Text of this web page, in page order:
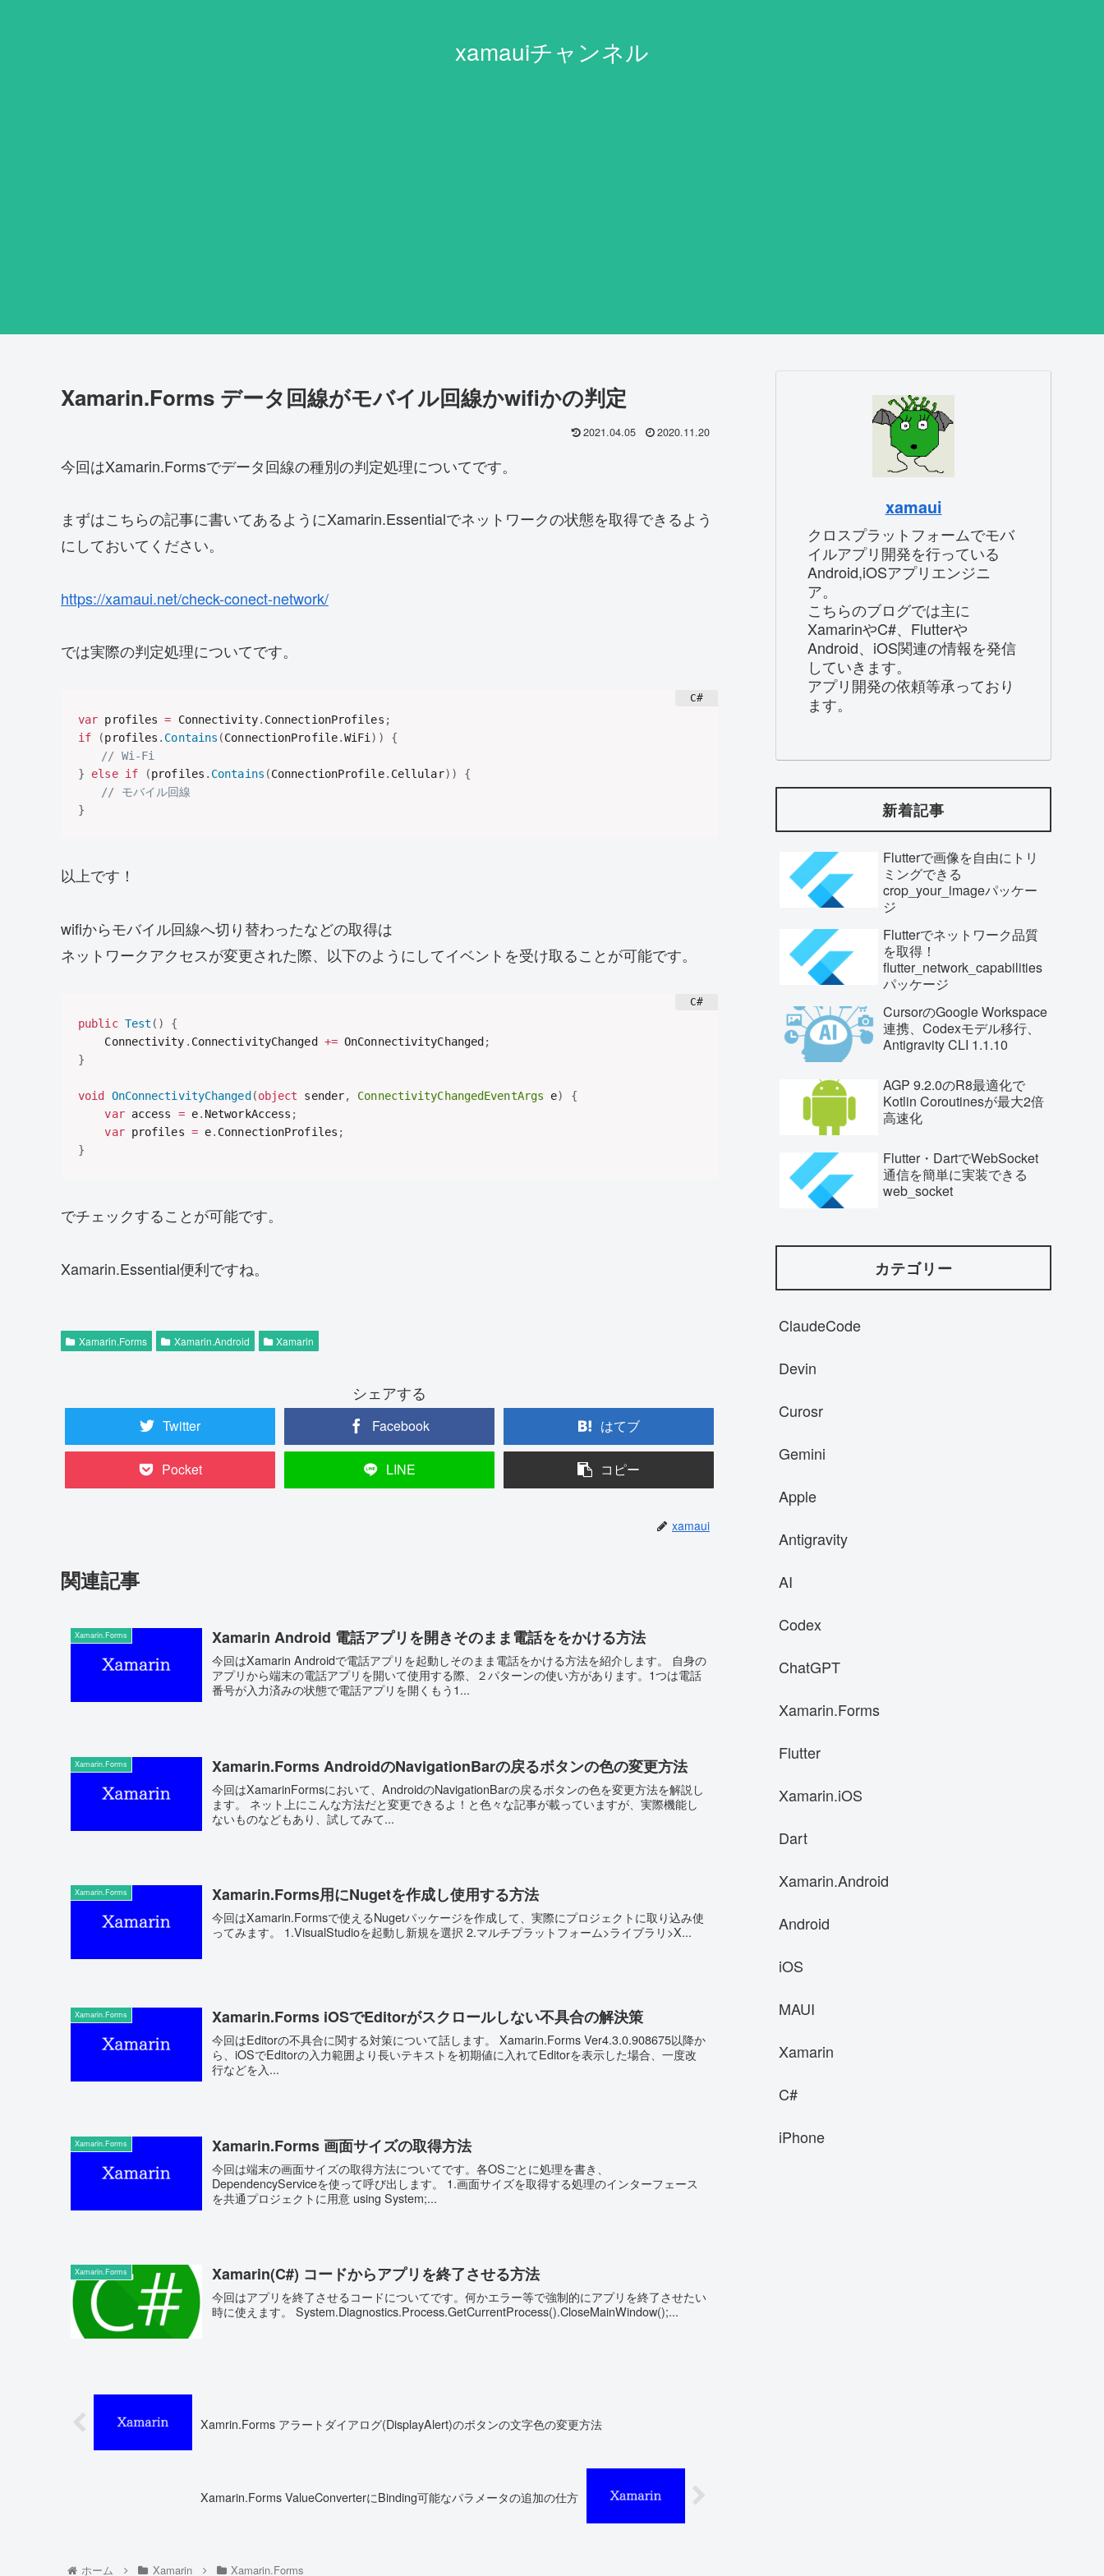
xamauiチャンネル
Xamarin.Forms データ回線がモバイル回線かwifiかの判定
2021.04.05 2020.11.20
今回はXamarin.Formsでデータ回線の種別の判定処理についてです。
まずはこちらの記事に書いてあるようにXamarin.Essentialでネットワークの状態を取得できるよう
にしておいてください。
https://xamaui.net/check-conect-network/
では実際の判定処理についてです。
var profiles = Connectivity. ConnectionProfiles ;
if
(profiles . Contains (ConnectionProfile.WiFi ) )
{
// Wi-Fi
}
else if (profiles . Contains (ConnectionProfile. Cellular) )
{
// モバイル回線
}
以上です！
wifiからモバイル回線へ切り替わったなどの取得は
ネットワークアクセスが変更された際、以下のようにしてイベントを受け取ることが可能です。
public Test ( )
{
    Connectivity
. ConnectivityChanged += OnConnectivityChanged ;
}
void OnConnectivityChanged (object sender, ConnectivityChangedEventArgs e)
{
var access = e. NetworkAccess ;
var profiles = e. ConnectionProfiles ;
}
でチェックすることが可能です。
Xamarin.Essential便利ですね。
Xamarin.Forms Xamarin.Android Xamarin
シェアする
Twitter Facebook はてブ
Pocket LINE コピー
xamaui
関連記事
Xamarin.Forms Xamarin Android 電話アプリを開きそのまま電話ををかける方法
今回はXamarin Androidで電話アプリを起動しそのまま電話をかける方法を紹介します。 自身の
アプリから端末の電話アプリを開いて使用する際、２パターンの使い方があります。1つは電話
番号が入力済みの状態で電話アプリを開くもう1...
Xamarin.Forms Xamarin.Forms AndroidのNavigationBarの戻るボタンの色の変更方法
今回はXamarinFormsにおいて、AndroidのNavigationBarの戻るボタンの色を変更方法を解説し
ます。 ネット上にこんな方法だと変更できるよ！と色々な記事が載っていますが、実際機能し
ないものなどもあり、試してみて...
Xamarin.Forms Xamarin.Forms用にNugetを作成し使用する方法
今回はXamarin.Formsで使えるNugetパッケージを作成して、実際にプロジェクトに取り込み使
ってみます。 1.VisualStudioを起動し新規を選択 2.マルチプラットフォーム>ライブラリ>X...
Xamarin.Forms Xamarin.Forms iOSでEditorがスクロールしない不具合の解決策
今回はEditorの不具合に関する対策について話します。 Xamarin.Forms Ver4.3.0.908675以降か
ら、iOSでEditorの入力範囲より長いテキストを初期値に入れてEditorを表示した場合、一度改
行などを入...
Xamarin.Forms Xamarin.Forms 画面サイズの取得方法
今回は端末の画面サイズの取得方法についてです。各OSごとに処理を書き、
DependencyServiceを使って呼び出します。 1.画面サイズを取得する処理のインターフェース
を共通プロジェクトに用意 using System;...
Xamarin.Forms Xamarin(C#) コードからアプリを終了させる方法
今回はアプリを終了させるコードについてです。何かエラー等で強制的にアプリを終了させたい
時に使えます。 System.Diagnostics.Process.GetCurrentProcess().CloseMainWindow();...
Xamrin.Forms アラートダイアログ(DisplayAlert)のボタンの文字色の変更方法
Xamarin.Forms ValueConverterにBinding可能なパラメータの追加の仕方
ホーム Xamarin Xamarin.Forms
xamaui
クロスプラットフォームでモバ
イルアプリ開発を行っている
Android,iOSアプリエンジニ
ア。
こちらのブログでは主に
XamarinやC#、Flutterや
Android、iOS関連の情報を発信
していきます。
アプリ開発の依頼等承っており
ます。
新着記事
Flutterで画像を自由にトリ
ミングできる
crop_your_imageパッケー
ジ
Flutterでネットワーク品質
を取得！
flutter_network_capabilities
パッケージ
CursorのGoogle Workspace
連携、Codexモデル移行、
Antigravity CLI 1.1.10
AGP 9.2.0のR8最適化で
Kotlin Coroutinesが最大2倍
高速化
Flutter・DartでWebSocket
通信を簡単に実装できる
web_socket
カテゴリー
ClaudeCode
Devin
Curosr
Gemini
Apple
Antigravity
AI
Codex
ChatGPT
Xamarin.Forms
Flutter
Xamarin.iOS
Dart
Xamarin.Android
Android
iOS
MAUI
Xamarin
C#
iPhone